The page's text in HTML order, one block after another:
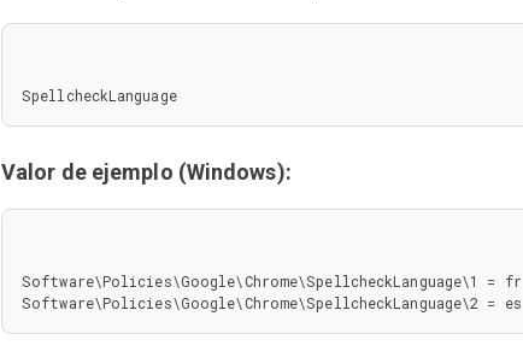
SpellcheckLanguage
Valor de ejemplo (Windows):
Software\Policies\Google\Chrome\SpellcheckLanguage\1 = fr
Software\Policies\Google\Chrome\SpellcheckLanguage\2 = es